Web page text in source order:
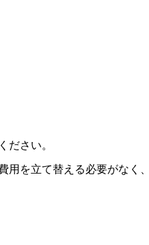
ださい。
用を立て替える必要がなく